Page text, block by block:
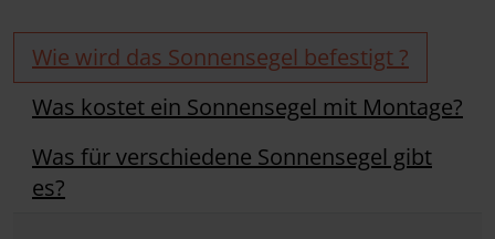
Wie wird das Sonnensegel befestigt ?
Was kostet ein Sonnensegel mit Montage?
Was für verschiedene Sonnensegel gibt
es?